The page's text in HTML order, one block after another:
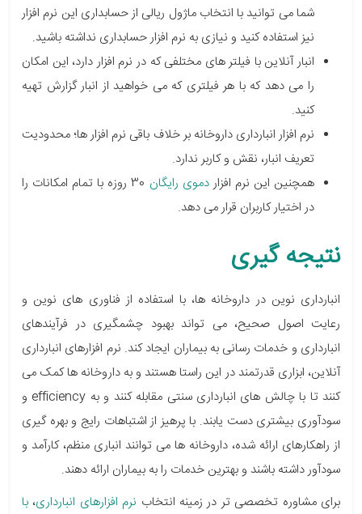
شما می توانید با انتخابماژول ریالی ازحسابداری این نرم افزار
نیز استفاده کنید و نیازی به نرم افزار حسابداری نداشته باشید.
انبار آنلاین با فیلتر های مختلفی که در نرم افزار دارد، این امکان
را می دهد که با هر فیلتری که می خواهید از انبارگزارش تهیه
کنید.
نرم افزار انبارداری داروخانه بر خلاف باقی نرم افزار ها؛ محدودیت
تعریف انبار، نقش و کاربر ندارد.
همچنین این نرم افزاردموی رایگان
با تمام امکانات را
در اختیار کاربران قرار می دهد.
نتیجه گیری
انبارداری نوین در داروخانه ها، با استفاده از فناوری های نوین و
رعایت اصول صحیح، می تواند بهبود چشمگیری در فرآیندهای
انبارداری و خدمات رسانی به بیماران ایجاد کند. نرم افزارهای انبارداری
آنلاین، ابزاری قدرتمند در این راستا هستند و به داروخانه ها کمک می
کنند تا با چالش های انبارداری سنتی مقابله کنند و به efficiency و
سودآوری بیشتری دست یابند. با پرهیز از اشتباهات رایج و بهره گیری
از راهکارهای ارائه شده، داروخانه ها می توانند انباری منظم، کارآمد و
سودآور داشته باشند و بهترین خدمات را به بیماران ارائه دهند.
برای مشاوره تخصصی تر در زمینه انتخاب نرم افزارهای انبارداری، با